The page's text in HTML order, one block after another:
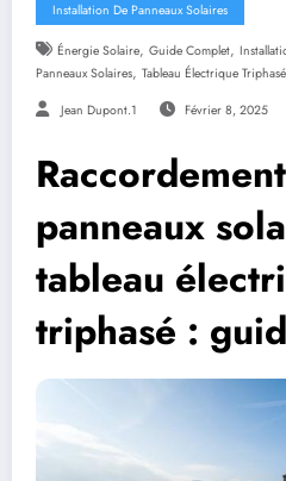
Installation De Panneaux Solaires
Énergie Solaire, Guide Complet,
Panneaux Solaires, Tableau Électrique Triphasé
Jean Dupont.1 Février 8, 2025
panneaux
tableau
triphasé :